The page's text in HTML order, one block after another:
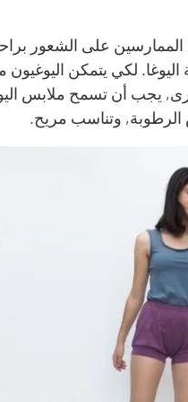
الممارسين على الشعور
لكي يتمكن اليوغيون
يجب أن تسمح ملابس
وتناسب مريح.